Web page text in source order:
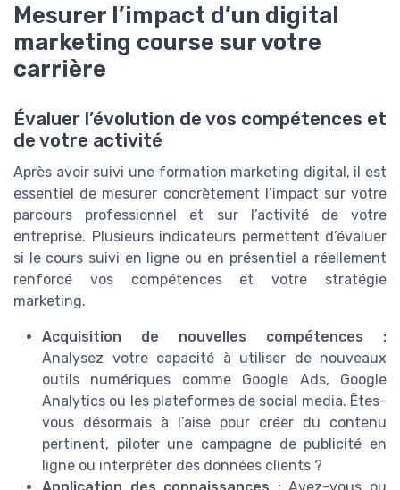
Mesurer l’impact d’un digital
marketing course sur votre
carrière
Évaluer l’évolution de vos compétences et
de votre activité
Après avoir suivi une formation marketing digital, il est
essentiel de mesurer concrètement l’impact sur votre
parcours professionnel et sur l’activité de votre
entreprise. Plusieurs indicateurs permettent d’évaluer
si le cours suivi en ligne ou en présentiel a réellement
renforcé vos compétences et votre stratégie
marketing.
Acquisition de nouvelles compétences :
Analysez votre capacité à utiliser de nouveaux
outils numériques comme Google Ads, Google
Analytics ou les plateformes de social media. Êtes-
vous désormais à l’aise pour créer du contenu
pertinent, piloter une campagne de publicité en
ligne ou interpréter des données clients ?